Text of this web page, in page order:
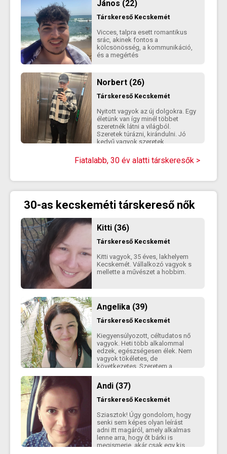
János (22)
Társkereső Kecskemét
Vicces, talpra esett romantikus
srác, akinek fontos a
kölcsönösség, a kommunikáció,
és a megértés
Norbert (26)
Társkereső Kecskemét
Nyitott vagyok az új dolgokra. Egy
életünk van így minél többet
szeretnék látni a világból.
Szeretek túrázni, kirándulni. Jó
kedvű vagyok,szeretek
tanyasi természetközeli életstílust
élem, nem tudnék egy városi
Fiatalabb, 30 év alatti társkeresők >
30-as kecskeméti társkereső nők
Kitti (36)
Társkereső Kecskemét
Kitti vagyok, 35 éves, lakhelyem
Kecskemét. Vállalkozó vagyok s
mellette a művészet a hobbim.
Angelika (39)
Társkereső Kecskemét
Kiegyensúlyozott, céltudatos nő
vagyok. Heti több alkalommal
edzek, egészségesen élek. Nem
vagyok tökéletes, de
következetes. Szeretem a
humor is fontos számomra,
viszont az intelligencia még
inkább. Komoly kapcsolatot
keresek, de nem a klasszikus
értelemben. Nem akarok
összeköltözni, inkább olyat,
akivel közösen töltünk időt. Nem
szeretnék gyereket, így kérlek ezt
is vedd figyelembe. Légy oly
Andi (37)
Társkereső Kecskemét
Sziasztok! Úgy gondolom, hogy
senki sem képes olyan leírást
adni itt magáról, amely alkalmas
lenne arra, hogy őt bárki is
megismerje, akár csak egy kis